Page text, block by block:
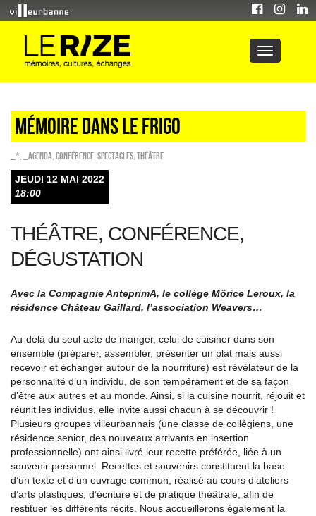
MÉmoire dans le frigo
_* _Agenda Conférence SPECTACLES Théâtre
JEUDI 12 MAI 2022
18:00
THÉÂTRE, CONFÉRENCE,
DÉGUSTATION
Avec la Compagnie AnteprimA, le collège Môrice Leroux, la
résidence Château Gaillard, l’association Weavers…
Au-delà du seul acte de manger, celui de cuisiner dans son
ensemble (préparer, assembler, présenter un plat mais aussi
recevoir et échanger autour de la nourriture) est révélateur de la
personnalité d’un individu, de son tempérament et de sa façon
d’être aux autres et au monde. Ainsi, si la cuisine nourrit, réjouit et
réunit les individus, elle invite aussi chacun à se découvrir !
Plusieurs groupes villeurbannais (une classe de collégiens, une
résidence senior, des nouveaux arrivants en insertion
professionnelle) ont ainsi livré leur recette préférée, liée à un
souvenir personnel. Recettes et souvenirs constituent la base
d’un texte et d’un ouvrage commun, réalisé au cours d’ateliers
d’arts plastiques, d’écriture et de pratique théâtrale, afin de
restituer les différents récits. Nous accueillerons également la